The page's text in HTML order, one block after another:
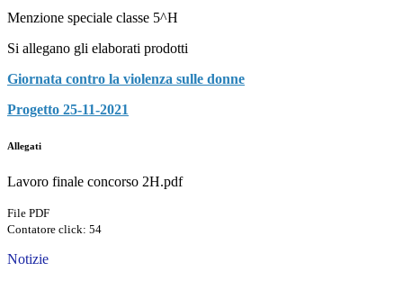
Menzione speciale classe 5^H
Si allegano gli elaborati prodotti
Giornata contro la violenza sulle donne
Progetto 25-11-2021
Allegati
Lavoro finale concorso 2H.pdf
File PDF
Contatore click: 54
Notizie